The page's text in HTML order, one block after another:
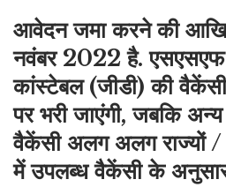
आवेदन जमा करने की
नवंबर 2022 है. एसएसएफ
कांस्टेबल (जीडी) की
पर भरी जाएंगी, जबकि
वैकेंसी अलग अलग राज्यों /
में उपलब्ध वैकेंसी के अनुसार